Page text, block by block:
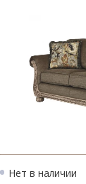
Нет в наличии